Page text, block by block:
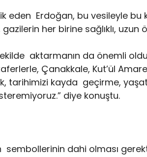
eden Erdoğan, bu vesileyle bu
her birine sağlıklı, uzun
aktarmanın da önemli
Çanakkale, Kut’ül
tarihimizi kayda geçirme,
diye konuştu.
sembollerinin dahi olması